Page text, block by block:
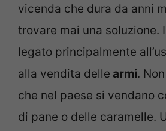
vicenda che dura da anni
trovare mai una soluzione.
legato principalmente
alla vendita delle armi.
che nel paese si vendano
di pane o delle caramelle.